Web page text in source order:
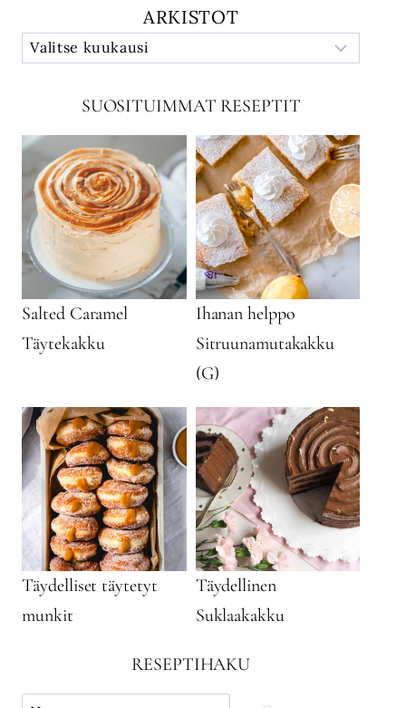
ARKISTOT
SUOSITUIMMAT RESEPTIT
Salted Caramel
Täytekakku
Ihanan helppo
Sitruunamutakakku
(G)
Täydelliset täytetyt
munkit
Täydellinen
Suklaakakku
RESEPTIHAKU
Käytä